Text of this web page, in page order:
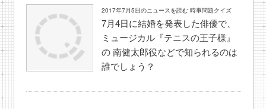
2017年7月5日のニュースを読む 時事問題クイズ
7月4日に結婚を発表した俳優で、
ミュージカル『テニスの王子様』
の 南健太郎役などで知られるのは
誰でしょう？